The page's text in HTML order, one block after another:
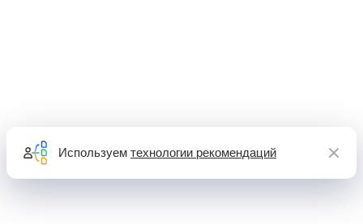
Используем технологии рекомендаций